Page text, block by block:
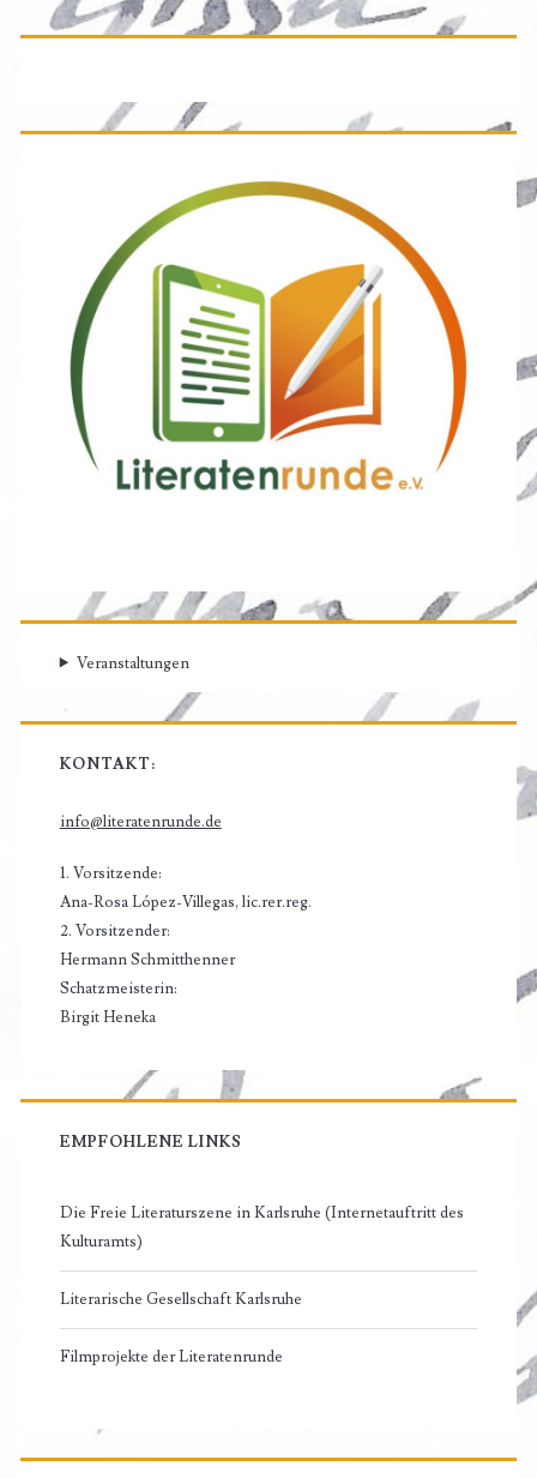
Primäre
Seitenleiste
Veranstaltungen
KONTAKT:
info@literatenrunde.de
1. Vorsitzende:
Ana-Rosa López-Villegas, lic.rer.reg.
2. Vorsitzender:
Hermann Schmitthenner
Schatzmeisterin:
Birgit Heneka
EMPFOHLENE LINKS
Die Freie Literaturszene in Karlsruhe (Internetauftritt des
Kulturamts)
Literarische Gesellschaft Karlsruhe
Filmprojekte der Literatenrunde